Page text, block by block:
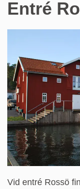
är
Rossö
Entré
Vid entré Rossö